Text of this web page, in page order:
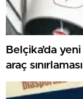
Belçika’da
araç